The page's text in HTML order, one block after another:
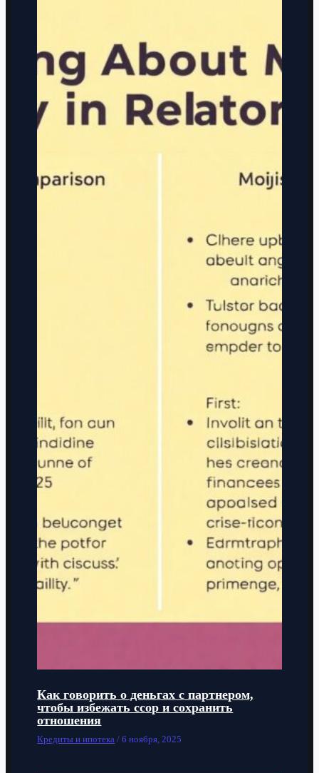
Как говорить о деньгах с партнером,
чтобы избежать ссор и сохранить
отношения
Кредиты и ипотека /6 ноября, 2025